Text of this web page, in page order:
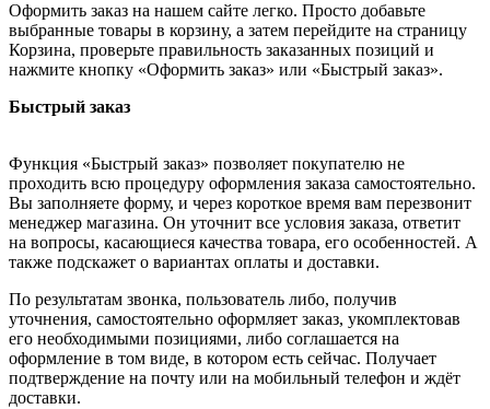
Оформить заказ на нашем сайте легко. Просто добавьте
выбранные товары в корзину, а затем перейдите на страницу
Корзина, проверьте правильность заказанных позиций и
нажмите кнопку «Оформить заказ» или «Быстрый заказ».
Быстрый заказ
Функция «Быстрый заказ» позволяет покупателю не
проходить всю процедуру оформления заказа самостоятельно.
Вы заполняете форму, и через короткое время вам перезвонит
менеджер магазина. Он уточнит все условия заказа, ответит
на вопросы, касающиеся качества товара, его особенностей. А
также подскажет о вариантах оплаты и доставки.
По результатам звонка, пользователь либо, получив
уточнения, самостоятельно оформляет заказ, укомплектовав
его необходимыми позициями, либо соглашается на
оформление в том виде, в котором есть сейчас. Получает
подтверждение на почту или на мобильный телефон и ждёт
доставки.